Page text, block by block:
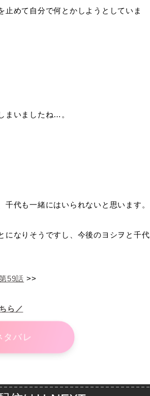
めて自分で何とかしようとしていま
まいましたね…。
代も一緒にはいられないと思います。
になりそうですし、今後のヨシヲと千代
59話 >>
ら／
タバレ